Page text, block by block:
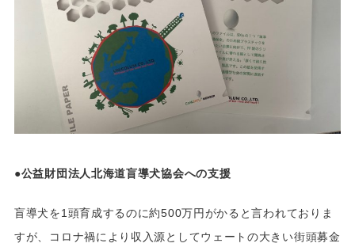
●公益財団法人北海道盲導犬協会への支援
盲導犬を1頭育成するのに約500万円がかると言われておりま
すが、コロナ禍により収入源としてウェートの大きい街頭募金